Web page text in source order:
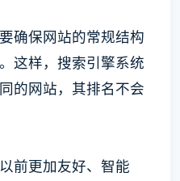
确保网站的常规结构
这样，搜索引擎系统
的网站，其排名不会
前更加友好、智能